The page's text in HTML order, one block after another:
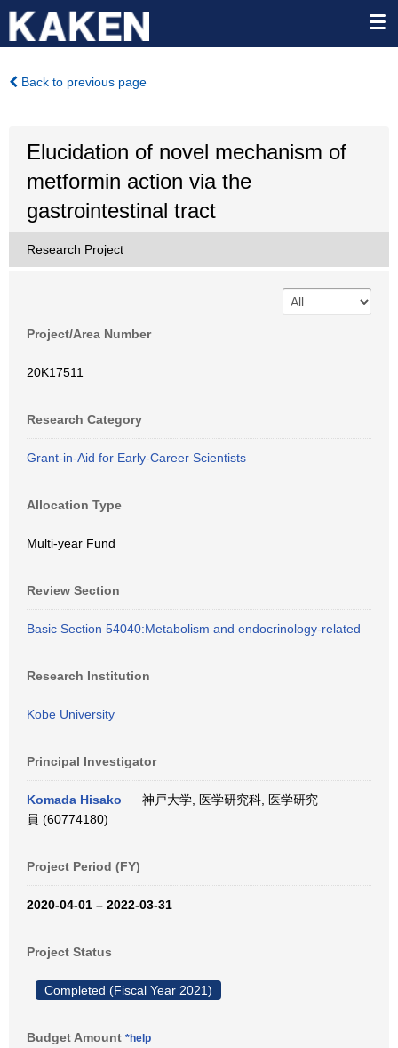
Back to previous page
Elucidation of novel mechanism of
metformin action via the
gastrointestinal tract
Research Project
Project/Area Number
20K17511
Research Category
Grant-in-Aid for Early-Career Scientists
Allocation Type
Multi-year Fund
Review Section
Basic Section 54040:Metabolism and endocrinology-related
Research Institution
Kobe University
Principal Investigator
Komada Hisako
神戸大学, 医学研究科, 医学研究
員 (60774180)
Project Period (FY)
2020-04-01 – 2022-03-31
Project Status
Completed (Fiscal Year 2021)
Budget Amount *help